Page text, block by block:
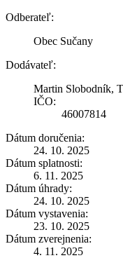
Odberateľ:
Obec Sučany
Dodávateľ:
Martin Slobodník,
IČO:
46007814
Dátum doručenia:
24. 10. 2025
Dátum splatnosti:
6. 11. 2025
Dátum úhrady:
24. 10. 2025
Dátum vystavenia:
23. 10. 2025
Dátum zverejnenia:
4. 11. 2025